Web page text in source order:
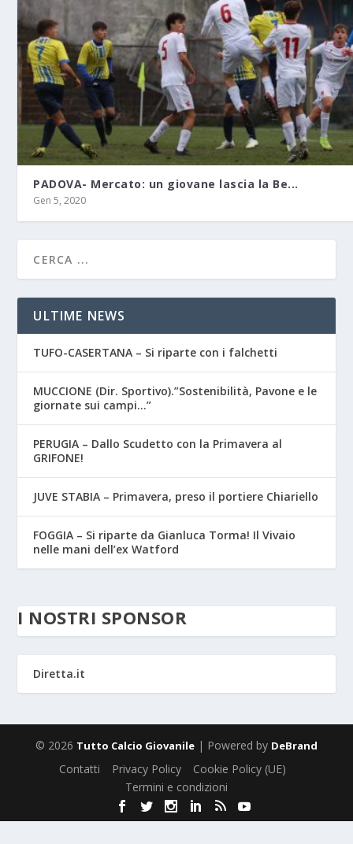
PADOVA- Mercato: un giovane lascia la Be...
Gen 5, 2020
ULTIME NEWS
TUFO-CASERTANA – Si riparte con i falchetti
MUCCIONE (Dir. Sportivo).”Sostenibilità, Pavone e le
giornate sui campi…”
PERUGIA – Dallo Scudetto con la Primavera al
GRIFONE!
JUVE STABIA – Primavera, preso il portiere Chiariello
FOGGIA – Si riparte da Gianluca Torma! Il Vivaio
nelle mani dell’ex Watford
I NOSTRI SPONSOR
Diretta.it
© 2026 Tutto Calcio Giovanile | Powered by DeBrand
Contatti Privacy Policy
Cookie Policy (UE)
Termini e condizioni